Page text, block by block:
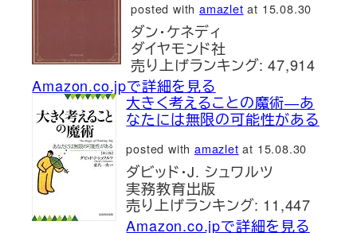
posted with amazlet at 15.08.30
ダン・ケネディ
ダイヤモンド社
売り上げランキング: 47,914
Amazon.co.jpで詳細を見る
大きく考えることの魔術―あ
なたには無限の可能性がある
posted with amazlet at 15.08.30
ダビッド・J. シュワルツ
実務教育出版
売り上げランキング: 11,447
Amazon.co.jpで詳細を見る